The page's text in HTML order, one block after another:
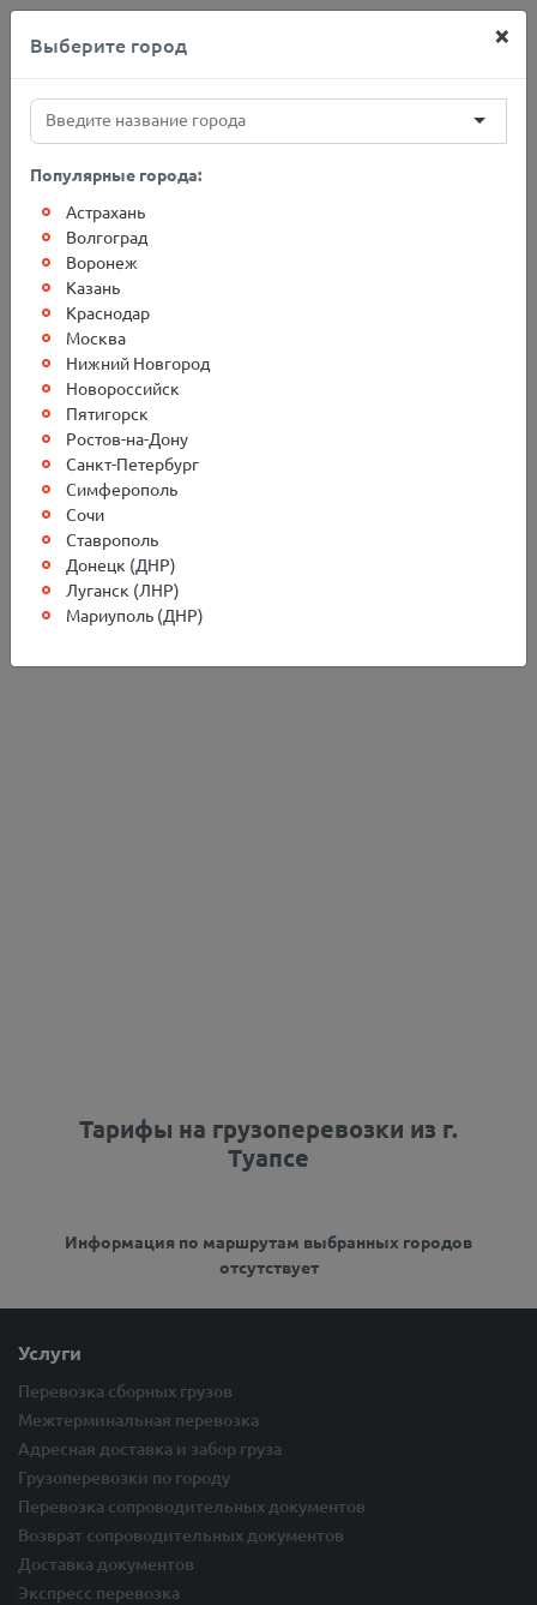
+7(812)767-20-27
Главная Адреса терминалов
Грузоперевозки в г. Туапсе
Тарифы на грузоперевозки из г.
Туапсе
Информация по маршрутам выбранных городов
отсутствует
Услуги
Перевозка сборных грузов
Межтерминальная перевозка
Адресная доставка и забор груза
Грузоперевозки по городу
Перевозка сопроводительных документов
Возврат сопроводительных документов
Доставка документов
Экспресс перевозка
Выберите город ×
Популярные города:
Астрахань
Волгоград
Воронеж
Казань
Краснодар
Москва
Нижний Новгород
Новороссийск
Пятигорск
Ростов-на-Дону
Санкт-Петербург
Симферополь
Сочи
Ставрополь
Донецк (ДНР)
Луганск (ЛНР)
Мариуполь (ДНР)